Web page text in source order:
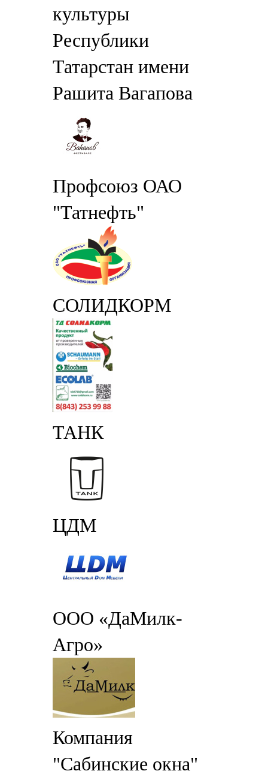
культуры
Республики
Татарстан имени
Рашита Вагапова
Профсоюз ОАО
"Татнефть"
СОЛИДКОРМ
ТАНК
ЦДМ
ООО «ДаМилк-
Агро»
Компания
"Сабинские окна"